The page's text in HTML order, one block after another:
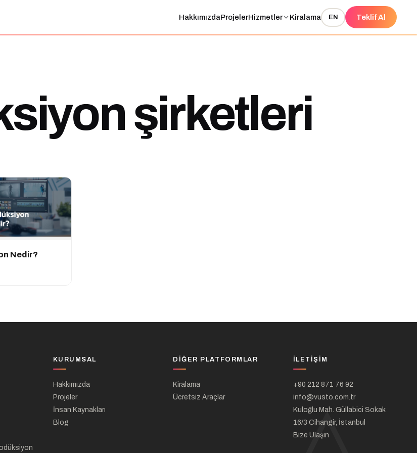
HakkımızdaProjelerHizmetler Kiralama EN Teklif Al
şirketleri
Nedir?
KURUMSAL
Hakkımızda
Projeler
İnsan Kaynakları
Blog
DIĞER PLATFORMLAR
Kiralama
Ücretsiz Araçlar
İLETIŞIM
+90 212 871 76 92
info@vusto.com.tr
Kuloğlu Mah. Güllabici Sokak
16/3 Cihangir, İstanbul
Bize Ulaşın